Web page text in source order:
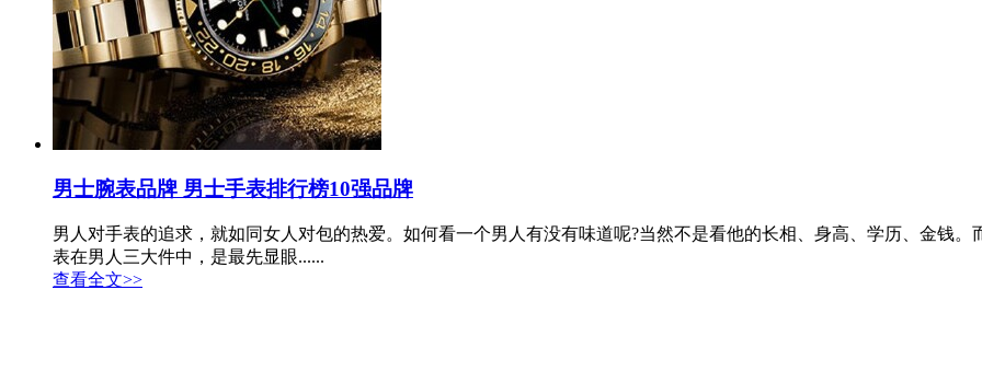
男士腕表品牌 男士手表排行榜10强品牌
男人对手表的追求，就如同女人对包的热爱。如何看一个男人有没有味道呢?当然不是看他的长相、身高、学历、金钱
表在男人三大件中，是最先显眼......
查看全文>>